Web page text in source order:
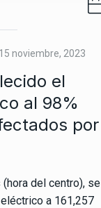
15 noviembre, 2023
el
al 98%
por
del centro), se
a 161,257